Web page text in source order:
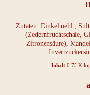
Zutaten: Dinkelmehl ,
(Zedernfruchtschale,
Zitronensäure),
Inhalt0.75